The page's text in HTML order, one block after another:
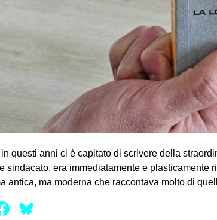
questi anni ci è capitato di scrivere della
sindacato, era immediatamente e plasticamente
antica, ma moderna che raccontava molto di
Facebook